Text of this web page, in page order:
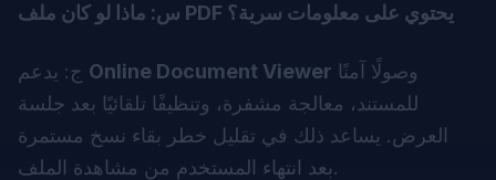
س: ماذا لو كان ملف PDF يحتوي على معلومات سرية؟
Online Document Viewer
للمستند، معالجة مشفرة، وتنظيفًا تلقائيًا بعد جلسة
العرض. يساعد ذلك في تقليل خطر بقاء نسخ مستمرة
بعد انتهاء المستخدم من مشاهدة الملف.